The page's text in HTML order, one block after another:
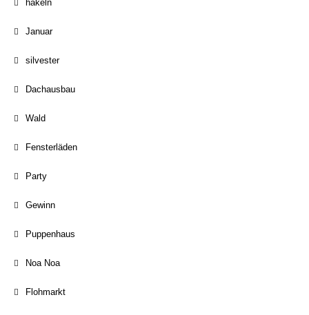
häkeln
Januar
silvester
Dachausbau
Wald
Fensterläden
Party
Gewinn
Puppenhaus
Noa Noa
Flohmarkt